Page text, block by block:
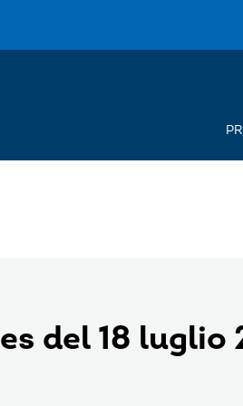
del 18 luglio